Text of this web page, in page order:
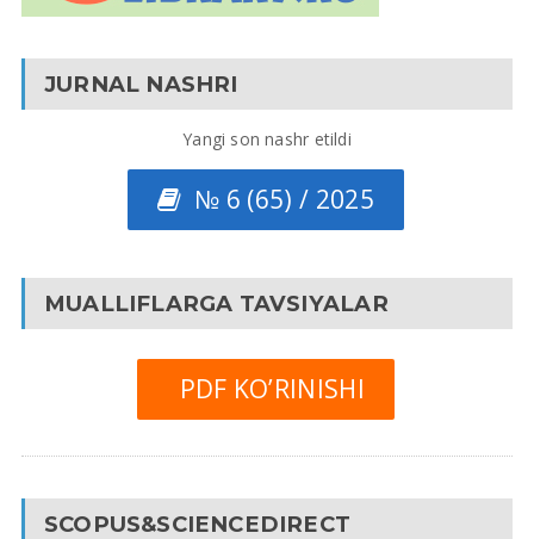
JURNAL NASHRI
Yangi son nashr etildi
№ 6 (65) / 2025
MUALLIFLARGA TAVSIYALAR
PDF KO’RINISHI
SCOPUS&SCIENCEDIRECT